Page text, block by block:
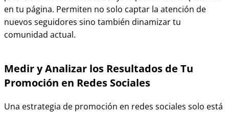
en tu página. Permiten no solo captar la atención de
nuevos seguidores sino también dinamizar tu
comunidad actual.
Medir y Analizar los Resultados de Tu
Promoción en Redes Sociales
Una estrategia de promoción en redes sociales solo está